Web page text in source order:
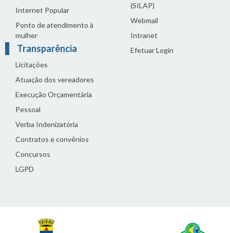
Internet Popular
Ponto de atendimento à
mulher
Transparência
Licitações
Atuação dos vereadores
Execução Orçamentária
Pessoal
Verba Indenizatória
Contratos e convênios
Concursos
LGPD
(SILAP)
Webmail
Intranet
Efetuar Login